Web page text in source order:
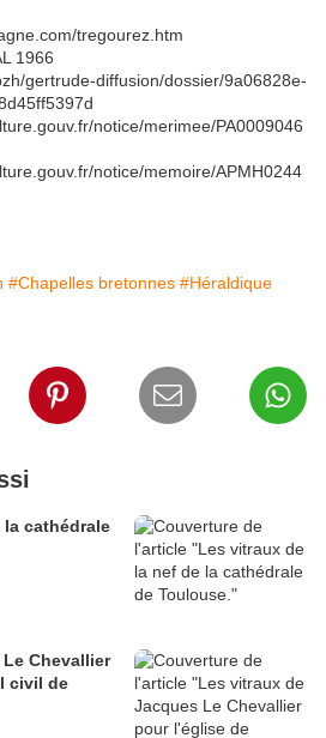
tregourez.htm
1966
gertrude-diffusion/dossier/9a06828e-
notice/merimee/PA0009046
notice/memoire/APMH0244
#Chapelles bretonnes #Héraldique
cathédrale
Chevallier
civil de